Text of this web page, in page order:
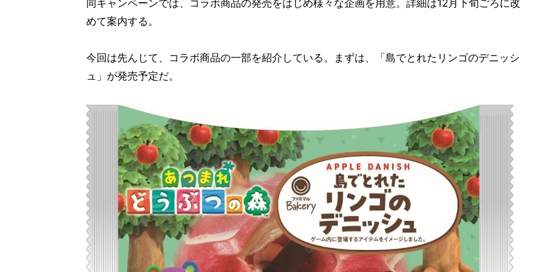
同キャンペーンでは、コラボ商品の発売をはじめ様々な企画を用意。詳細は12月下旬ごろに改
めて案内する。
今回は先んじて、コラボ商品の一部を紹介している。まずは、「島でとれたリンゴのデニッシ
ュ」が発売予定だ。